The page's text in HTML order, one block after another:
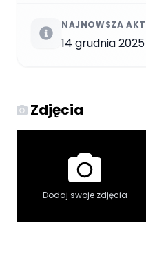
NAJNOWSZA
14 grudnia 2025
Zdjęcia
Dodaj swoje zdjęcia